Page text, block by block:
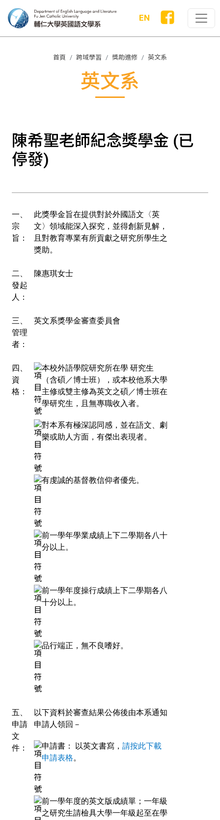
EN
首頁 跨域學習 獎助進修 英文系
英文系
陳希聖老師紀念獎學金 (已
停發)
一、
宗
旨：
此獎學金旨在提供對於外國語文〈英
文〉領域能深入探究，並得創新見解，
且對教育專業有所貢獻之研究所學生之
獎助。
二、
發起
人：
陳惠琪女士
三、
管理
者：
英文系獎學金審查委員會
四、
資
格：
本校外語學院研究所在學 研究生
（含碩／博士班），或本校他系大學
主修或雙主修為英文之碩／博士班在
學研究生，且無專職收入者。
對本系有極深認同感，並在語文、劇
樂或助人方面，有傑出表現者。
有虔誠的基督教信仰者優先。
前一學年學業成績上下二學期各八十
分以上。
前一學年度操行成績上下二學期各八
十分以上。
品行端正，無不良嗜好。
五、
申請
文
件：
以下資料於審查結果公佈後由本系通知
申請人領回－
申請書： 以英文書寫， 請按此下載
申請表格。
前一學年度的英文版成績單；一年級
之研究生請檢具大學一年級起至在學